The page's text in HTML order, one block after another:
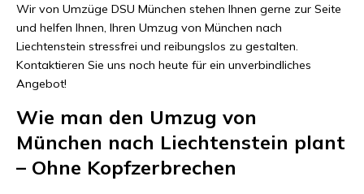
Wir von Umzüge DSU München stehen Ihnen gerne zur Seite
und helfen Ihnen, Ihren Umzug von München nach
Liechtenstein stressfrei und reibungslos zu gestalten.
Kontaktieren Sie uns noch heute für ein unverbindliches
Angebot!
Wie man den Umzug von
München nach Liechtenstein plant
– Ohne Kopfzerbrechen